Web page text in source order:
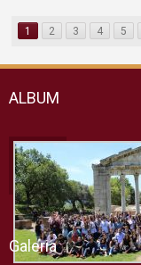
1 2 3 4 5
ALBUM
Galeria